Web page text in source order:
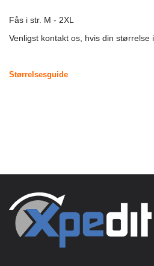
Fås i str. M - 2XL
Venligst kontakt os, hvis din størrelse
Størrelsesguide